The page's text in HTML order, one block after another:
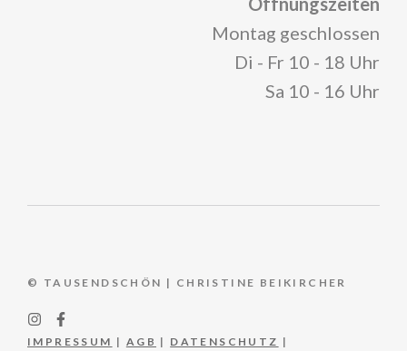
Montag geschlossen
Di - Fr 10 - 18 Uhr
Sa 10 - 16 Uhr
© TAUSENDSCHÖN | CHRISTINE BEIKIRCHER
IMPRESSUM | AGB | DATENSCHUTZ |